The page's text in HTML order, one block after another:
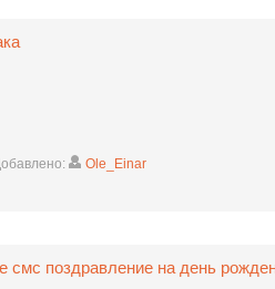
Ole_Einar
смс поздравление на день